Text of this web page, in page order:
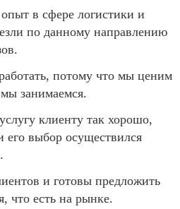
в сфере логистики и
по данному направлению
потому что мы ценим
занимаемся.
клиенту так хорошо,
его выбор осуществился
и готовы предложить
что есть на рынке.